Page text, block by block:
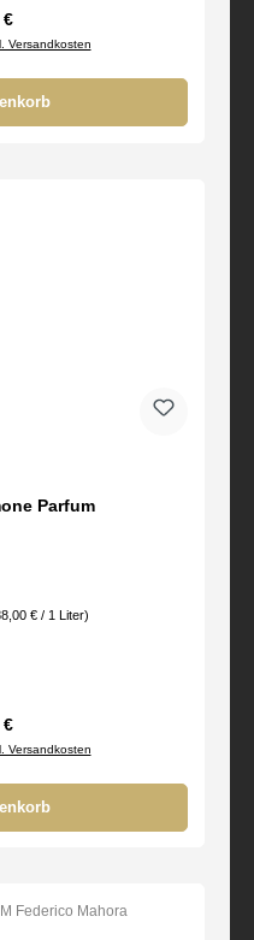
Preis:
€
Versandkosten
Parfum
€ / 1 Liter)
Preis:
€
Versandkosten